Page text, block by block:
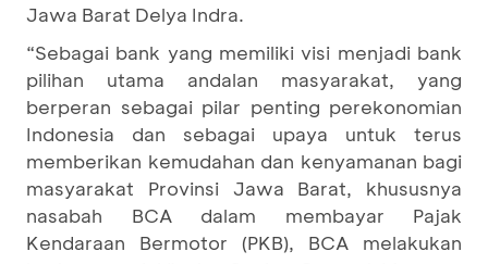
Jawa Barat Delya Indra.
“Sebagai bank yang memiliki visi menjadi bank
pilihan utama andalan masyarakat, yang
berperan sebagai pilar penting perekonomian
Indonesia dan sebagai upaya untuk terus
memberikan kemudahan dan kenyamanan bagi
masyarakat Provinsi Jawa Barat, khususnya
nasabah BCA dalam membayar Pajak
Kendaraan Bermotor (PKB), BCA melakukan